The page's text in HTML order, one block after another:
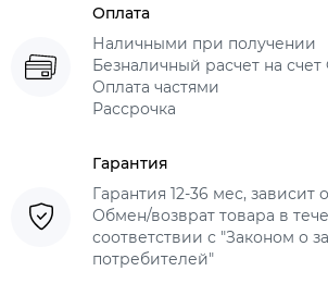
Оплата
Наличными при получении
Безналичный расчет на
Оплата частями
Рассрочка
Гарантия
Гарантия 12-36 мес, зависит
Обмен/возврат товара в
соответствии с "Законом о
потребителей"